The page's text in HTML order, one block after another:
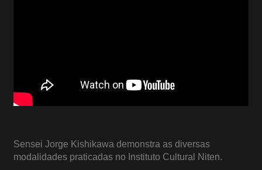
Sensei Jorge Kishikawa demonstra as diversas
modalidades praticadas no Instituto Cultural Niten.